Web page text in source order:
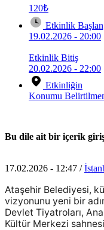
120₺
Etkinlik
19.02.2026 - 20:00
Etkinlik Bitiş
20.02.2026 - 22:00
Etkinliğin
Konumu
Bu dile ait bir içerik
17.02.2026 - 12:47 /
Ataşehir Belediyesi,
vizyonunu yeni bir
Devlet Tiyatroları,
Kültür Merkezi